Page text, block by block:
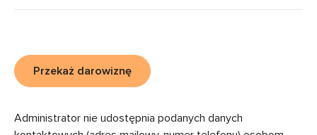
Przekaż darowiznę
Administrator nie udostępnia podanych danych